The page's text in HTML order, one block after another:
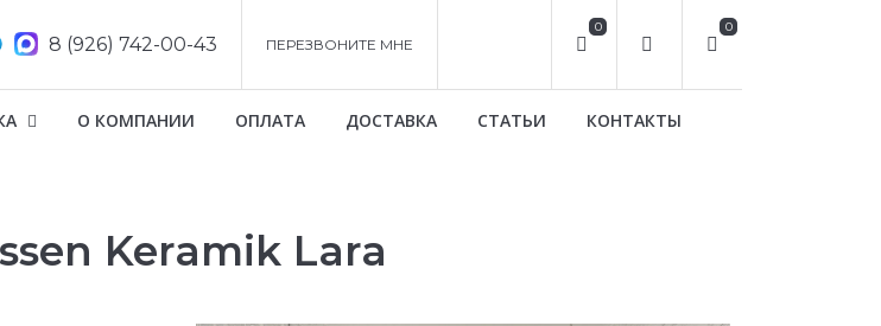
8 (926) 742-00-43 ПЕРЕЗВОНИТЕ МНЕ
0 0
О КОМПАНИИ ОПЛАТА ДОСТАВКА СТАТЬИ КОНТАКТЫ
Keramik Lara